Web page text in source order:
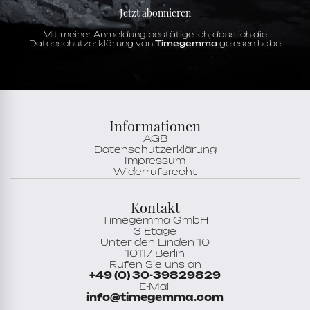
Datum, GMT, Minute,
QuickSwitch-System,
SmartLink-System, Stunde,
Sekunde, Zusätzliches Armband
Zifferblatt
anthtrazitgrau
Jetzt abonnieren
Mit meiner Anmeldung bestätige ich, dass ich die
Datenschutzerklärung von Timegemma gelesen habe
Informationen
AGB
Datenschutzerklärung
Impressum
Widerrufsrecht
Kontakt
Timegemma GmbH
3 Etage
Unter den Linden 10
10117 Berlin
Rufen Sie uns an
+49 (0) 30-39829829
E-Mail
info@timegemma.com